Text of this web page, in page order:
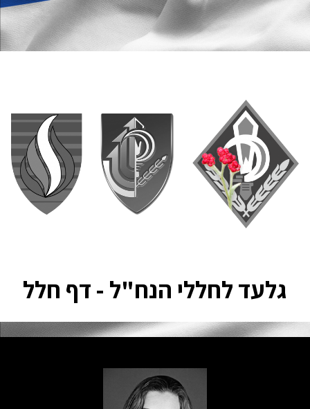
גלעד לחללי הנח"ל - דף חלל